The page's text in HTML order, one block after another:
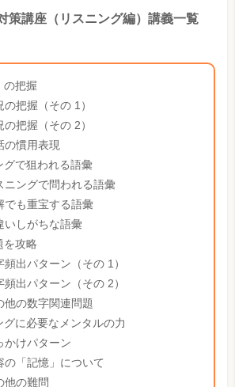
策講座（リスニング編）講義一覧
把握
把握（その 1）
把握（その 2）
慣用表現
で狙われる語彙
ングで問われる語彙
も重宝する語彙
しがちな語彙
攻略
出パターン（その 1）
出パターン（その 2）
の数字関連問題
に必要なメンタルの力
けパターン
「記憶」について
の難問